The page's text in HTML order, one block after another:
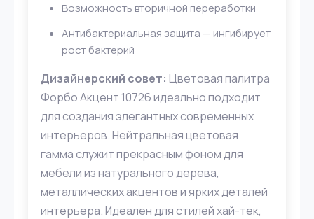
Возможность вторичной переработки
Антибактериальная защита — ингибирует
рост бактерий
Дизайнерский совет: Цветовая палитра
Форбо Акцент 10726 идеально подходит
для создания элегантных современных
интерьеров. Нейтральная цветовая
гамма служит прекрасным фоном для
мебели из натурального дерева,
металлических акцентов и ярких деталей
интерьера. Идеален для стилей хай-тек,